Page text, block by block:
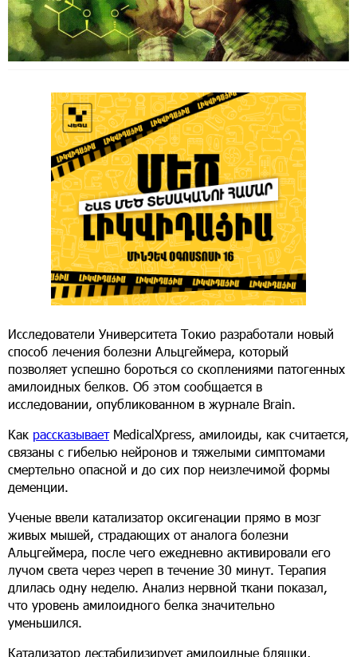
Исследователи Университета Токио разработали новый
способ лечения болезни Альцгеймера, который
позволяет успешно бороться со скоплениями патогенных
амилоидных белков. Об этом сообщается в
исследовании, опубликованном в журнале Brain.
Как рассказываетMedicalXpress, амилоиды, как считается,
связаны с гибелью нейронов и тяжелыми симптомами
смертельно опасной и до сих пор неизлечимой формы
деменции.
Ученые ввели катализатор оксигенации прямо в мозг
живых мышей, страдающих от аналога болезни
Альцгеймера, после чего ежедневно активировали его
лучом света через череп в течение 30 минут. Терапия
длилась одну неделю. Анализ нервной ткани показал,
что уровень амилоидного белка значительно
уменьшился.
Катализатор дестабилизирует амилоидные бляшки,